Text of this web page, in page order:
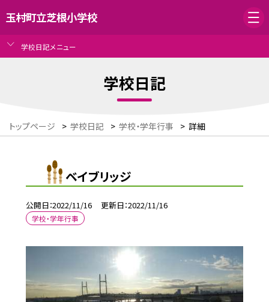
玉村町立芝根小学校
学校日記メニュー
学校日記
トップページ > 学校日記 > 学校・学年行事 > 詳細
ベイブリッジ
公開日 2022/11/16 更新日 2022/11/16
学校・学年行事